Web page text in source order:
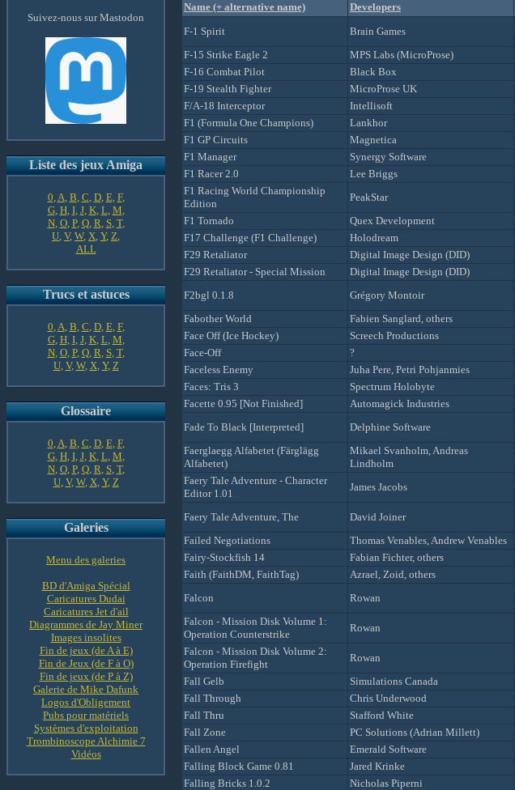
Suivez-nous sur Mastodon
Liste des jeux Amiga
0,A, B, C, D, E, F,
G, H, I, J, K, L, M,
N, O, P, Q, R, S, T,
U, V, W, X, Y, Z,
ALL
Trucs et astuces
0,A, B, C, D, E, F,
G, H, I, J, K, L, M,
N, O, P, Q, R, S, T,
U, V, W, X, Y, Z
Glossaire
0,A, B, C, D, E, F,
G, H, I, J, K, L, M,
N, O, P, Q, R, S, T,
U, V, W, X, Y, Z
Galeries
Menu des galeries
BD d'Amiga Spécial
Caricatures Dudai
Caricatures Jet d'ail
Diagrammes de Jay Miner
Images insolites
Fin de jeux (de A à E)
Fin de Jeux (de F à O)
Fin de jeux (de P à Z)
Galerie de Mike Dafunk
Logos d'Obligement
Pubs pour matériels
Systèmes d'exploitation
Trombinoscope Alchimie 7
Vidéos
Name (+ alternative name) Developers
F-1 Spirit
Brain Games
F-15 Strike Eagle 2
MPS Labs (MicroProse)
F-16 Combat Pilot
Black Box
F-19 Stealth Fighter
MicroProse UK
F/A-18 Interceptor
Intellisoft
F1 (Formula One Champions)
Lankhor
F1 GP Circuits
Magnetica
F1 Manager
Synergy Software
F1 Racer 2.0
Lee Briggs
F1 Racing World Championship
Edition
PeakStar
F1 Tornado
Quex Development
F17 Challenge (F1 Challenge)
Holodream
F29 Retaliator
Digital Image Design (DID)
F29 Retaliator - Special Mission
Digital Image Design (DID)
F2bgl 0.1.8
Grégory Montoir
Fabother World
Fabien Sanglard, others
Face Off (Ice Hockey)
Screech Productions
Face-Off
?
Faceless Enemy
Juha Pere, Petri Pohjanmies
Faces: Tris 3
Spectrum Holobyte
Facette 0.95 [Not Finished]
Automagick Industries
Fade To Black [Interpreted]
Delphine Software
Faerglaegg Alfabetet (Färglägg
Alfabetet)
Mikael Svanholm, Andreas
Lindholm
Faery Tale Adventure - Character
Editor 1.01
James Jacobs
Faery Tale Adventure, The David Joiner
Failed Negotiations
Thomas Venables, Andrew Venables
Fairy-Stockfish 14
Fabian Fichter, others
Faith (FaithDM, FaithTag)
Azrael, Zoid, others
Falcon
Rowan
Falcon - Mission Disk Volume 1:
Operation Counterstrike
Rowan
Falcon - Mission Disk Volume 2:
Operation Firefight
Rowan
Fall Gelb
Simulations Canada
Fall Through
Chris Underwood
Fall Thru
Stafford White
Fall Zone
PC Solutions (Adrian Millett)
Fallen Angel
Emerald Software
Falling Block Game 0.81
Jared Krinke
Falling Bricks 1.0.2
Nicholas Piperni